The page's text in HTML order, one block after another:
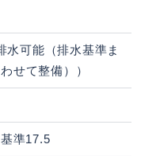
水可能（排水基準ま
せて整備））
準17.5